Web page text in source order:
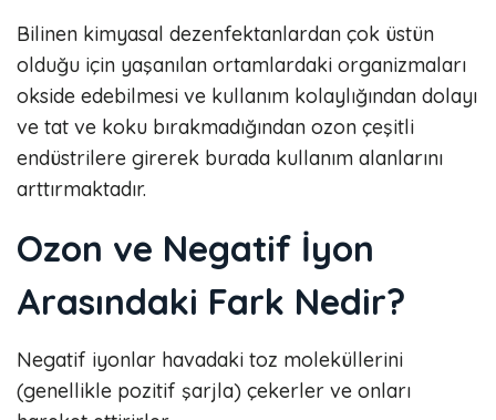
Bilinen kimyasal dezenfektanlardan çok üstün
olduğu için yaşanılan ortamlardaki organizmaları
okside edebilmesi ve kullanım kolaylığından dolayı
ve tat ve koku bırakmadığından ozon çeşitli
endüstrilere girerek burada kullanım alanlarını
arttırmaktadır.
Ozon ve Negatif İyon
Arasındaki Fark Nedir?
Negatif iyonlar havadaki toz moleküllerini
(genellikle pozitif şarjla) çekerler ve onları